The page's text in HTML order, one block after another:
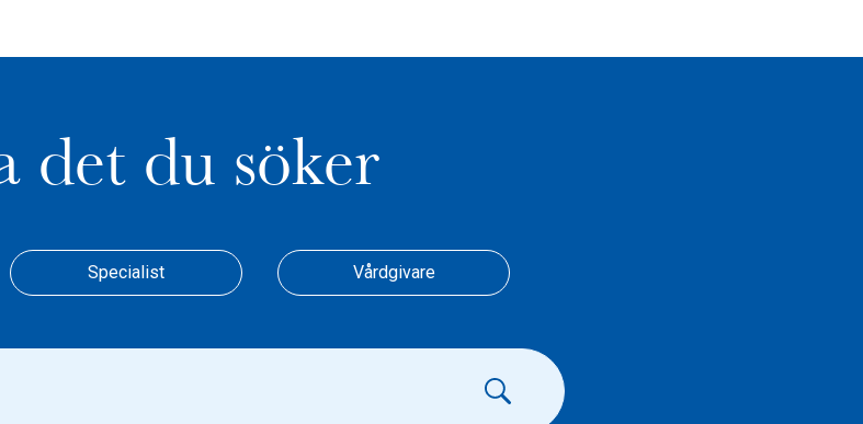
det du söker
Specialist Vårdgivare